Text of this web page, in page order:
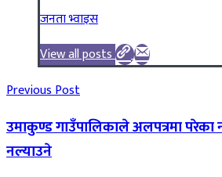
जनता भ्वाइस
View all posts
Previous Post
उमाकुण्ड गाउँपालिकाले अलपत्रमा परेका
नल्याउने